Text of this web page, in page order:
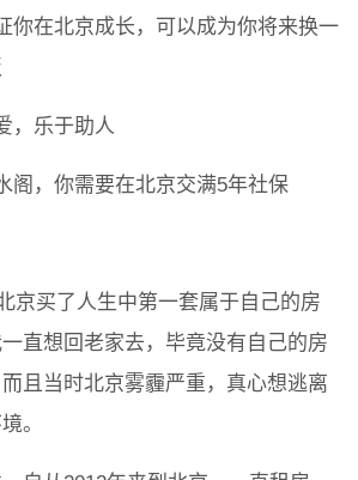
你在北京成长，可以成为你将来换一
，乐于助人
阁，你需要在北京交满5年社保
京买了人生中第一套属于自己的房
直想回老家去，毕竟没有自己的房
且当时北京雾霾严重，真心想逃离
。